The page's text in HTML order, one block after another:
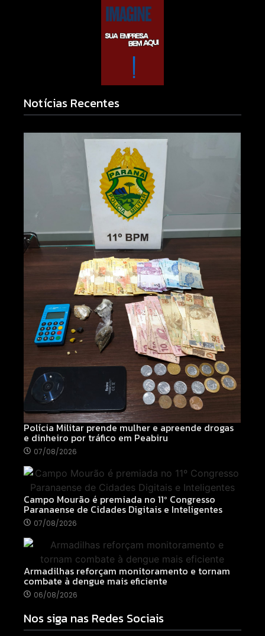
Notícias Recentes
Polícia Militar prende mulher e apreende drogas
e dinheiro por tráfico em Peabiru
07/08/2026
Campo Mourão é premiada no 11º Congresso
Paranaense de Cidades Digitais e Inteligentes
07/08/2026
Armadilhas reforçam monitoramento e tornam
combate à dengue mais eficiente
06/08/2026
Nos siga nas Redes Sociais